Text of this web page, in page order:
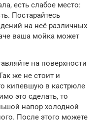
есть слабое место:
Постарайтесь
на неё различных
ваша мойка может
на поверхности
же не стоит и
кипевшую в кастрюле
это сделать, то
напор холодной
После этого можете